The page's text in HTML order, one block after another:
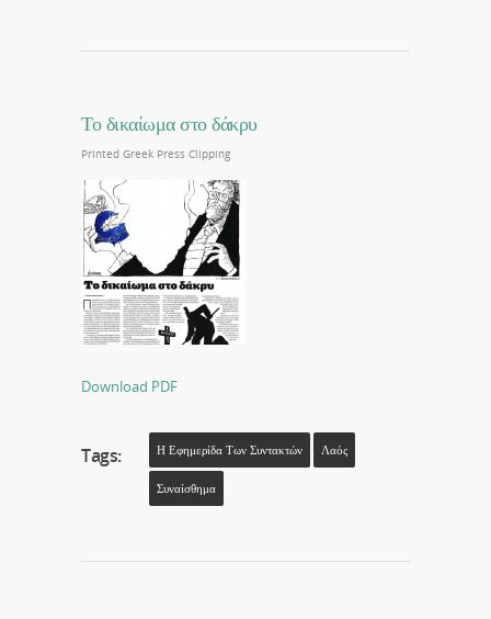
Το δικαίωμα στο δάκρυ
Printed Greek Press Clipping
Download PDF
Tags: Η Εφημερίδα Των Συντακτών Λαός
Συναίσθημα